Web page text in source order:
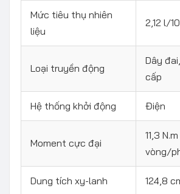
Mức tiêu thụ nhiên
liệu
2,12 l/
Loại truyền động
Dây
cấp
Hệ thống khởi động Điện
Moment cực đại
11,3
vòng/
Dung tích xy-lanh 124,8